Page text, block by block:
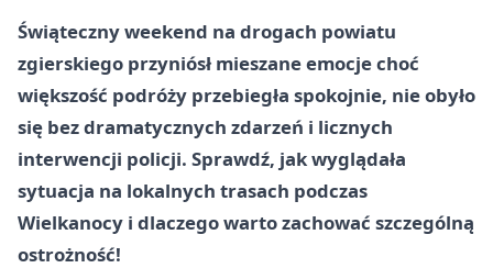
Świąteczny weekend na drogach powiatu
zgierskiego przyniósł mieszane emocje choć
większość podróży przebiegła spokojnie, nie obyło
się bez dramatycznych zdarzeń i licznych
interwencji policji. Sprawdź, jak wyglądała
sytuacja na lokalnych trasach podczas
Wielkanocy i dlaczego warto zachować szczególną
ostrożność!